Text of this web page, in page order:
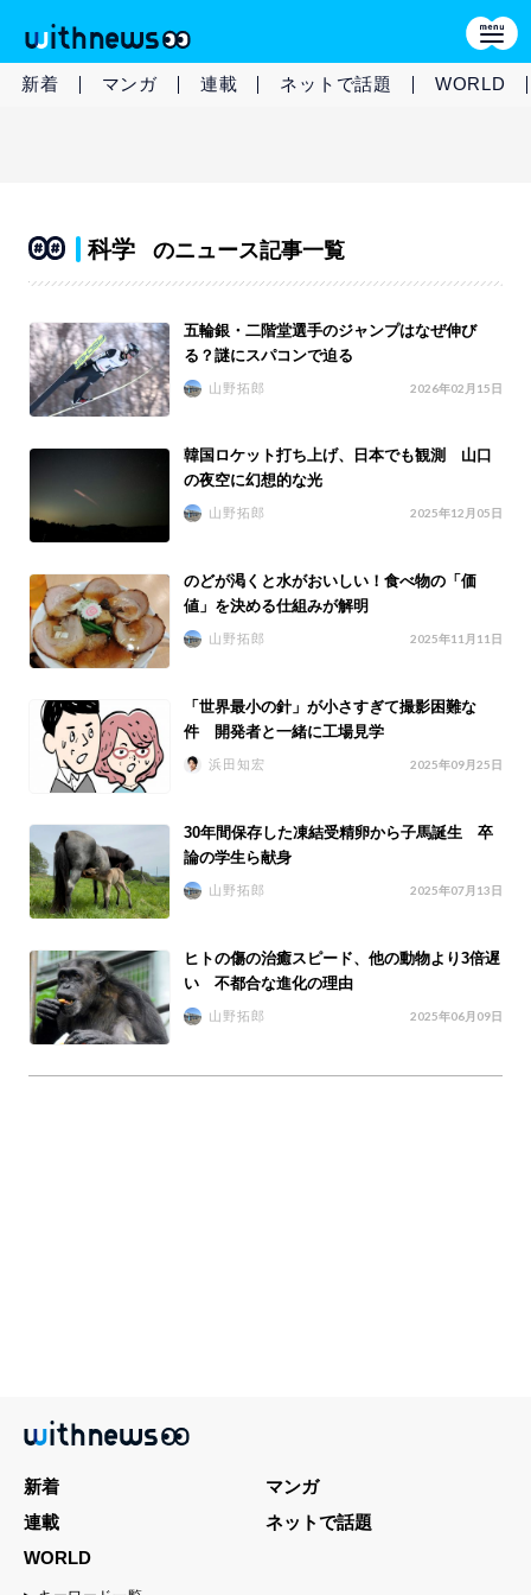
新着 マンガ 連載 ネットで話題 WORLD
科学 のニュース記事一覧
五輪銀・二階堂選手のジャンプはなぜ伸び
る？謎にスパコンで迫る
山野拓郎 2026年02月15日
韓国ロケット打ち上げ、日本でも観測 山口
の夜空に幻想的な光
山野拓郎 2025年12月05日
のどが渇くと水がおいしい！食べ物の「価
値」を決める仕組みが解明
山野拓郎 2025年11月11日
「世界最小の針」が小さすぎて撮影困難な
件 開発者と一緒に工場見学
浜田知宏 2025年09月25日
30年間保存した凍結受精卵から子馬誕生 卒
論の学生ら献身
山野拓郎 2025年07月13日
ヒトの傷の治癒スピード、他の動物より3倍遅
い 不都合な進化の理由
山野拓郎 2025年06月09日
新着
マンガ
連載
ネットで話題
WORLD